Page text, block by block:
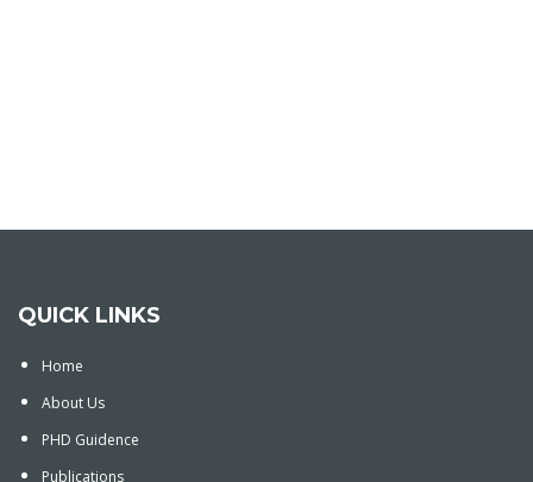
QUICK LINKS
Home
About Us
PHD Guidence
Publications